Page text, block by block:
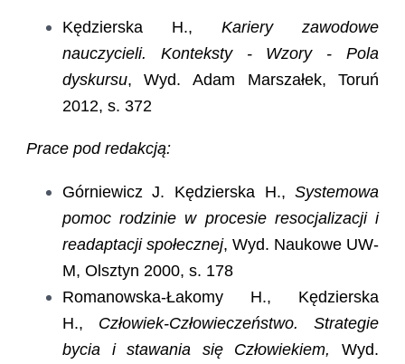
Kędzierska H.,Kariery zawodowe
nauczycieli. Konteksty - Wzory - Pola
dyskursu, Wyd. Adam Marszałek, Toruń
2012, s. 372
Prace pod redakcją:
Górniewicz J. Kędzierska H.,Systemowa
pomoc rodzinie w procesie resocjalizacji i
readaptacji społecznej, Wyd. Naukowe UW-
M, Olsztyn 2000, s. 178
Romanowska-Łakomy H., Kędzierska
H., Człowiek-Człowieczeństwo. Strategie
bycia i stawania się Człowiekiem,
Wyd.